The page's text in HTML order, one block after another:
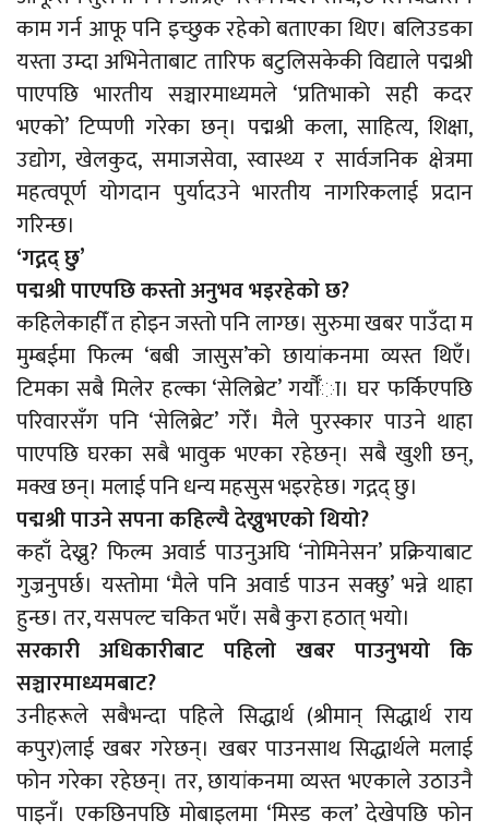
काम गर्न आफू पनि इच्छुक रहेको बताएका थिए। बलिउडका
यस्ता उम्दा अभिनेताबाट तारिफ बटुलिसकेकी विद्याले पद्मश्री
पाएपछि भारतीय सञ्चारमाध्यमले ‘प्रतिभाको सही कदर
भएको’ टिप्पणी गरेका छन्। पद्मश्री कला, साहित्य, शिक्षा,
उद्योग, खेलकुद, समाजसेवा, स्वास्थ्य र सार्वजनिक क्षेत्रमा
महत्वपूर्ण योगदान पुर्यादउने भारतीय नागरिकलाई प्रदान
गरिन्छ।
‘गद्गद् छु’
पद्मश्री पाएपछि कस्तो अनुभव भइरहेको छ?
कहिलेकाहीँ त होइन जस्तो पनि लाग्छ। सुरुमा खबर पाउँदा म
मुम्बईमा फिल्म ‘बबी जासुस’को छायांकनमा व्यस्त थिएँ।
टिमका सबै मिलेर हल्का ‘सेलिब्रेट’ गर्यौँा। घर फर्किएपछि
परिवारसँग पनि ‘सेलिब्रेट’ गरेँ। मैले पुरस्कार पाउने थाहा
पाएपछि घरका सबै भावुक भएका रहेछन्। सबै खुशी छन्,
मक्ख छन्। मलाई पनि धन्य महसुस भइरहेछ। गद्गद् छु।
पद्मश्री पाउने सपना कहिल्यै देख्नुभएको थियो?
कहाँ देख्नु? फिल्म अवार्ड पाउनुअघि ‘नोमिनेसन’ प्रक्रियाबाट
गुज्रनुपर्छ। यस्तोमा ‘मैले पनि अवार्ड पाउन सक्छु’ भन्ने थाहा
हुन्छ। तर, यसपल्ट चकित भएँ। सबै कुरा हठात् भयो।
सरकारी अधिकारीबाट पहिलो खबर पाउनुभयो कि
सञ्चारमाध्यमबाट?
उनीहरूले सबैभन्दा पहिले सिद्धार्थ (श्रीमान् सिद्धार्थ राय
कपुर)लाई खबर गरेछन्। खबर पाउनसाथ सिद्धार्थले मलाई
फोन गरेका रहेछन्। तर, छायांकनमा व्यस्त भएकाले उठाउनै
पाइनँ। एकछिनपछि मोबाइलमा ‘मिस्ड कल’ देखेपछि फोन